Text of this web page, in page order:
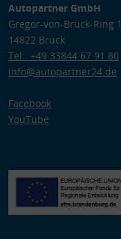
Autopartner GmbH
Gregor-von-Brück-Ring 1
14822 Brück
Tel.: +49 33844 67 91 80
info@autopartner24.de
Facebook
YouTube